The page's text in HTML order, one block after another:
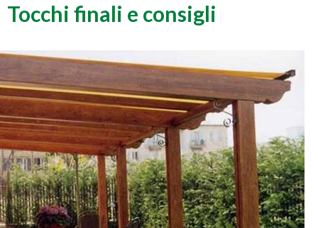
Tocchi finali e consigli